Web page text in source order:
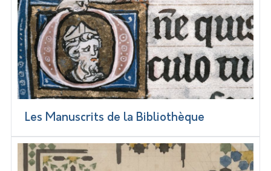
Les Manuscrits de la Bibliothèque